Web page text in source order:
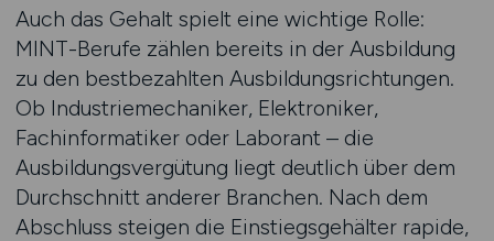
Auch das Gehalt spielt eine wichtige Rolle:
MINT-Berufe zählen bereits in der Ausbildung
zu den bestbezahlten Ausbildungsrichtungen.
Ob Industriemechaniker, Elektroniker,
Fachinformatiker oder Laborant – die
Ausbildungsvergütung liegt deutlich über dem
Durchschnitt anderer Branchen. Nach dem
Abschluss steigen die Einstiegsgehälter rapide,